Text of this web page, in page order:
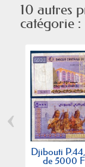
10 autres
catégorie :
Djibouti
de 5000
‹